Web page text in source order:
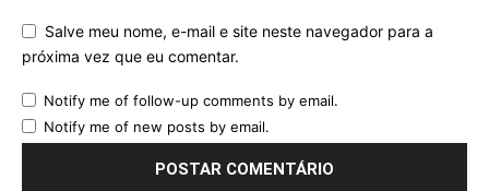
Salve meu nome, e-mail e site neste navegador para a
próxima vez que eu comentar.
Notify me of follow-up comments by email.
Notify me of new posts by email.